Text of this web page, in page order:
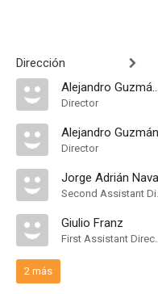
Dirección
Alejandro Guzmán Alvarez
Director
Alejandro Guzmán
Director
Jorge Adrián Nava
Giulio Franz
First
2 más